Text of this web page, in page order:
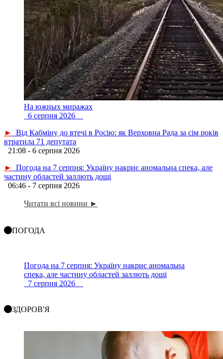
На южных миражах
6 серпня 2026
►
Від Кабміну до втечі в Росію: як Верховна Рада за сім років
втратила 71 депутата
21:08 - 6 серпня 2026
►
Погода на 7 серпня: Україну накриє аномальна спека, але
частину областей заллють дощі
06:46 - 7 серпня 2026
Читати всі новини ►
ПОГОДА
Погода на 7 серпня: Україну накриє аномальна
спека, але частину областей заллють дощі
7 серпня 2026
ЗДОРОВ'Я